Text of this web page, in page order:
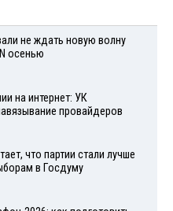
не ждать новую волну
осенью
на интернет: УК
провайдеров
что партии стали лучше
в Госдуму